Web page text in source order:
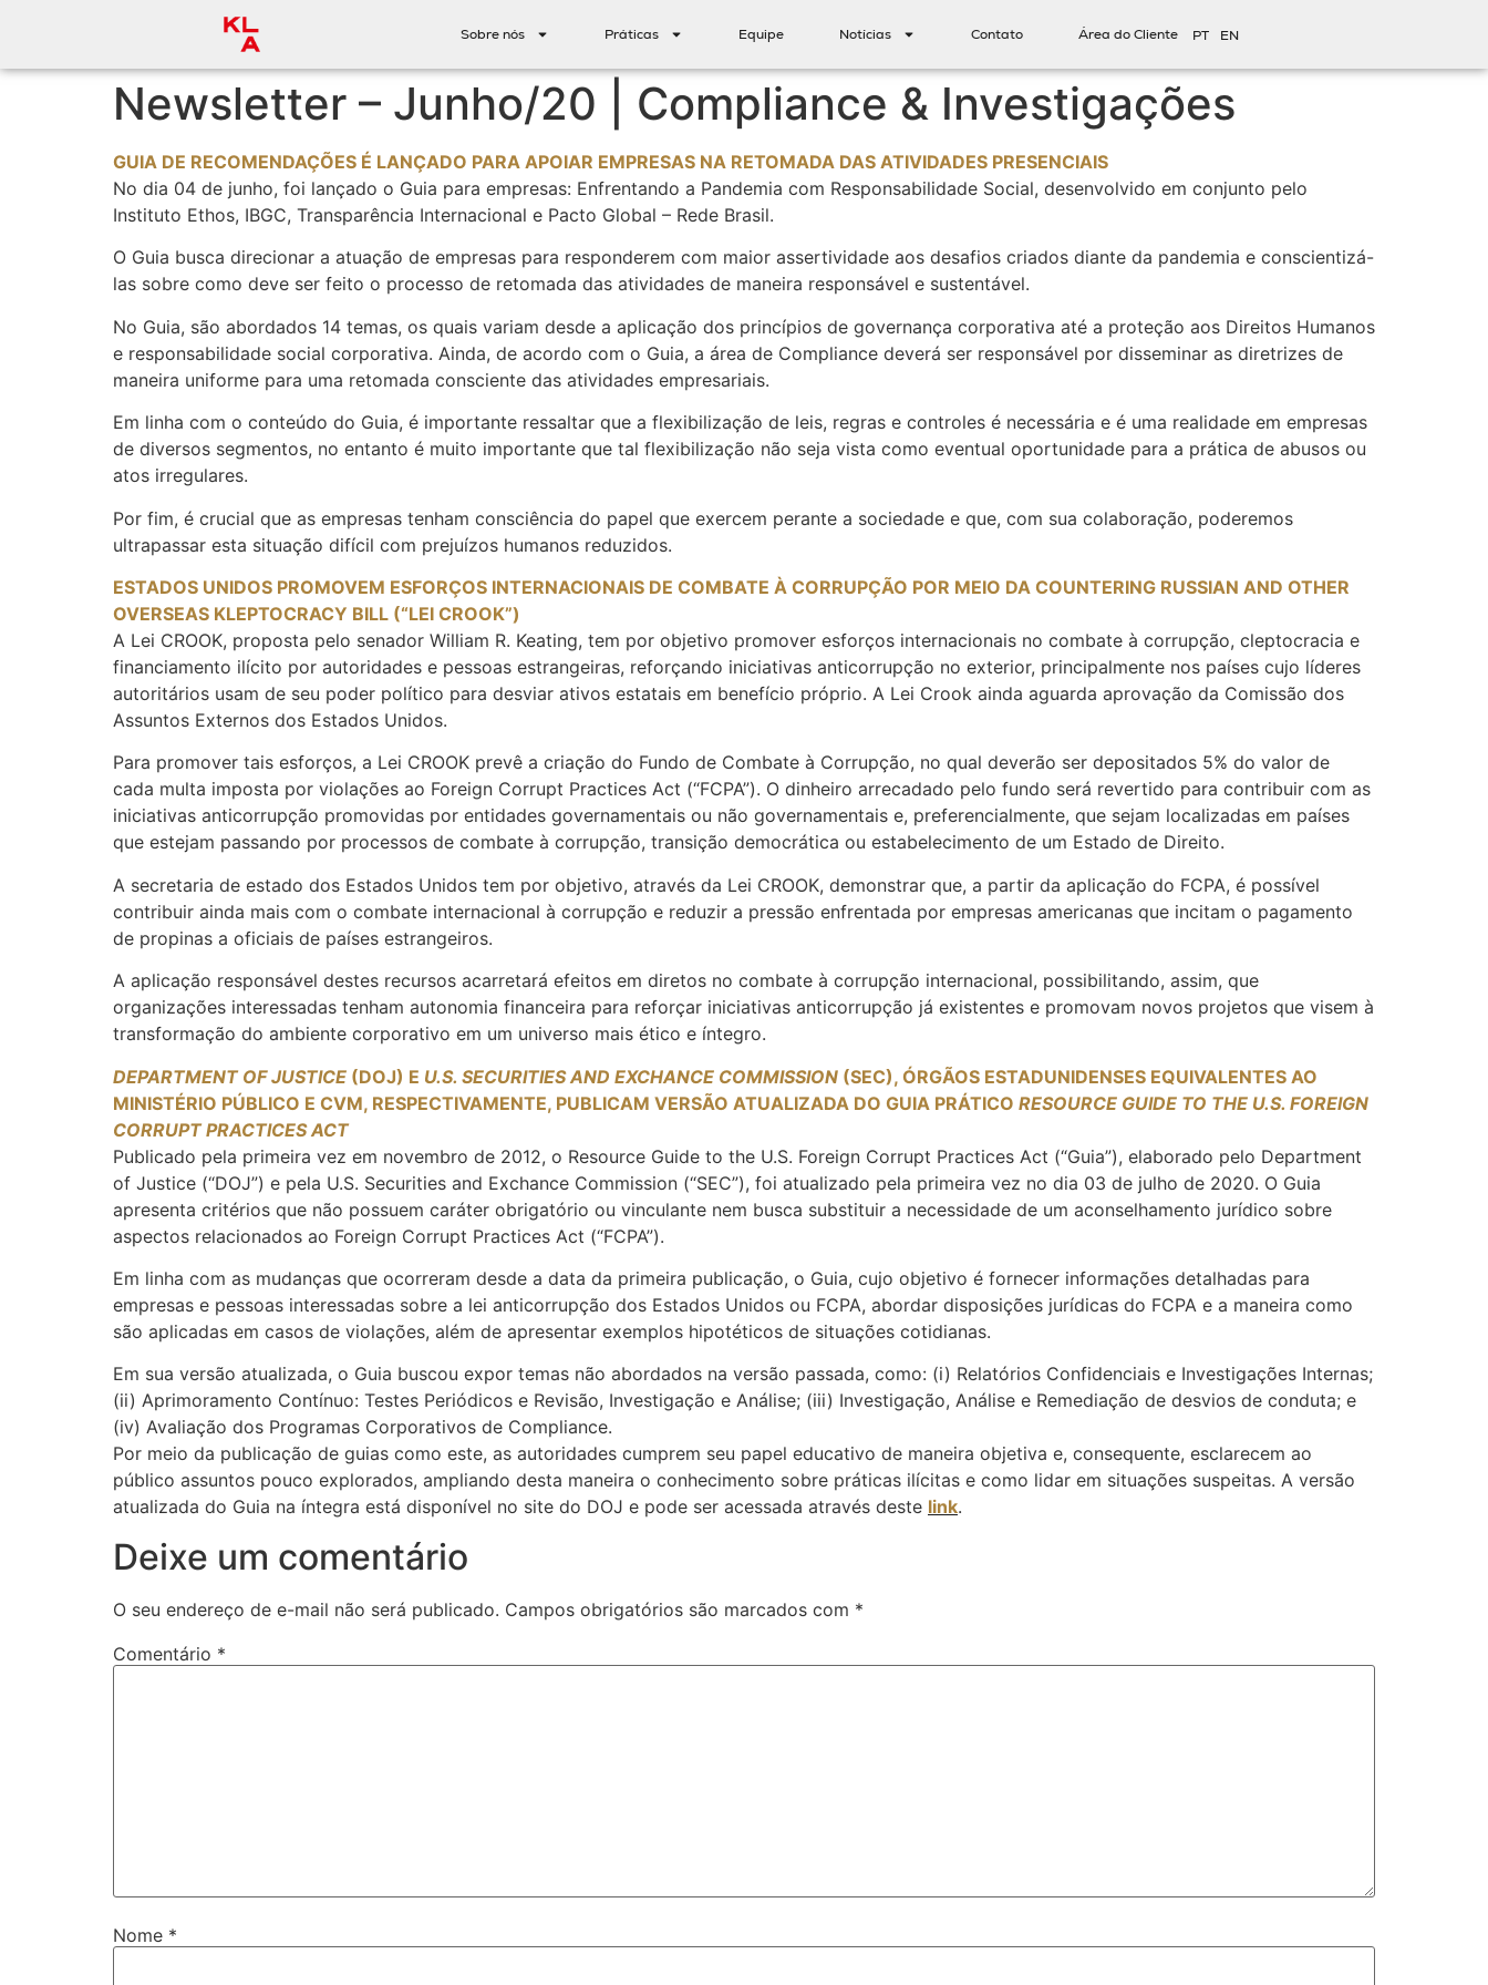
Sobre nós Práticas Equipe Notícias Contato Área do Cliente PT EN
Newsletter – Junho/20 | Compliance & Investigações
GUIA DE RECOMENDAÇÕES É LANÇADO PARA APOIAR EMPRESAS NA RETOMADA DAS ATIVIDADES PRESENCIAIS
No dia 04 de junho, foi lançado o Guia para empresas: Enfrentando a Pandemia com Responsabilidade Social, desenvolvido em conjunto pelo
Instituto Ethos, IBGC, Transparência Internacional e Pacto Global – Rede Brasil.
O Guia busca direcionar a atuação de empresas para responderem com maior assertividade aos desafios criados diante da pandemia e conscientizá-
las sobre como deve ser feito o processo de retomada das atividades de maneira responsável e sustentável.
No Guia, são abordados 14 temas, os quais variam desde a aplicação dos princípios de governança corporativa até a proteção aos Direitos Humanos
e responsabilidade social corporativa. Ainda, de acordo com o Guia, a área de Compliance deverá ser responsável por disseminar as diretrizes de
maneira uniforme para uma retomada consciente das atividades empresariais.
Em linha com o conteúdo do Guia, é importante ressaltar que a flexibilização de leis, regras e controles é necessária e é uma realidade em empresas
de diversos segmentos, no entanto é muito importante que tal flexibilização não seja vista como eventual oportunidade para a prática de abusos ou
atos irregulares.
Por fim, é crucial que as empresas tenham consciência do papel que exercem perante a sociedade e que, com sua colaboração, poderemos
ultrapassar esta situação difícil com prejuízos humanos reduzidos.
ESTADOS UNIDOS PROMOVEM ESFORÇOS INTERNACIONAIS DE COMBATE À CORRUPÇÃO POR MEIO DA COUNTERING RUSSIAN AND OTHER
OVERSEAS KLEPTOCRACY BILL (“LEI CROOK”)
A Lei CROOK, proposta pelo senador William R. Keating, tem por objetivo promover esforços internacionais no combate à corrupção, cleptocracia e
financiamento ilícito por autoridades e pessoas estrangeiras, reforçando iniciativas anticorrupção no exterior, principalmente nos países cujo líderes
autoritários usam de seu poder político para desviar ativos estatais em benefício próprio. A Lei Crook ainda aguarda aprovação da Comissão dos
Assuntos Externos dos Estados Unidos.
Para promover tais esforços, a Lei CROOK prevê a criação do Fundo de Combate à Corrupção, no qual deverão ser depositados 5% do valor de
cada multa imposta por violações ao Foreign Corrupt Practices Act (“FCPA”). O dinheiro arrecadado pelo fundo será revertido para contribuir com as
iniciativas anticorrupção promovidas por entidades governamentais ou não governamentais e, preferencialmente, que sejam localizadas em países
que estejam passando por processos de combate à corrupção, transição democrática ou estabelecimento de um Estado de Direito.
A secretaria de estado dos Estados Unidos tem por objetivo, através da Lei CROOK, demonstrar que, a partir da aplicação do FCPA, é possível
contribuir ainda mais com o combate internacional à corrupção e reduzir a pressão enfrentada por empresas americanas que incitam o pagamento
de propinas a oficiais de países estrangeiros.
A aplicação responsável destes recursos acarretará efeitos em diretos no combate à corrupção internacional, possibilitando, assim, que
organizações interessadas tenham autonomia financeira para reforçar iniciativas anticorrupção já existentes e promovam novos projetos que visem à
transformação do ambiente corporativo em um universo mais ético e íntegro.
DEPARTMENT OF JUSTICE (DOJ) E U.S. SECURITIES AND EXCHANCE COMMISSION (SEC), ÓRGÃOS ESTADUNIDENSES EQUIVALENTES AO
MINISTÉRIO PÚBLICO E CVM, RESPECTIVAMENTE, PUBLICAM VERSÃO ATUALIZADA DO GUIA PRÁTICO RESOURCE GUIDE TO THE U.S. FOREIGN
CORRUPT PRACTICES ACT
Publicado pela primeira vez em novembro de 2012, o Resource Guide to the U.S. Foreign Corrupt Practices Act (“Guia”), elaborado pelo Department
of Justice (“DOJ”) e pela U.S. Securities and Exchance Commission (“SEC”), foi atualizado pela primeira vez no dia 03 de julho de 2020. O Guia
apresenta critérios que não possuem caráter obrigatório ou vinculante nem busca substituir a necessidade de um aconselhamento jurídico sobre
aspectos relacionados ao Foreign Corrupt Practices Act (“FCPA”).
Em linha com as mudanças que ocorreram desde a data da primeira publicação, o Guia, cujo objetivo é fornecer informações detalhadas para
empresas e pessoas interessadas sobre a lei anticorrupção dos Estados Unidos ou FCPA, abordar disposições jurídicas do FCPA e a maneira como
são aplicadas em casos de violações, além de apresentar exemplos hipotéticos de situações cotidianas.
Em sua versão atualizada, o Guia buscou expor temas não abordados na versão passada, como: (i) Relatórios Confidenciais e Investigações Internas;
(ii) Aprimoramento Contínuo: Testes Periódicos e Revisão, Investigação e Análise; (iii) Investigação, Análise e Remediação de desvios de conduta; e
(iv) Avaliação dos Programas Corporativos de Compliance.
Por meio da publicação de guias como este, as autoridades cumprem seu papel educativo de maneira objetiva e, consequente, esclarecem ao
público assuntos pouco explorados, ampliando desta maneira o conhecimento sobre práticas ilícitas e como lidar em situações suspeitas. A versão
atualizada do Guia na íntegra está disponível no site do DOJ e pode ser acessada através deste link.
Deixe um comentário
O seu endereço de e-mail não será publicado. Campos obrigatórios são marcados com *
Comentário *
Nome *